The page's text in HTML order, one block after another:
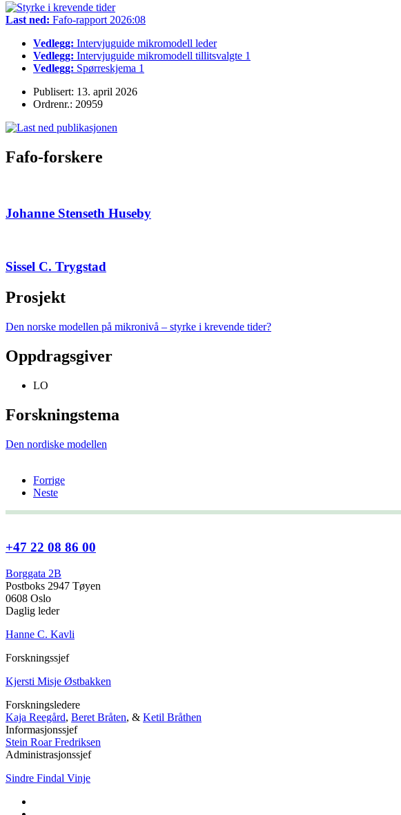
Last ned: Fafo-rapport 2026:08
Vedlegg: Intervjuguide mikromodell leder
Vedlegg: Intervjuguide mikromodell tillitsvalgte 1
Vedlegg: Spørreskjema 1
Publisert: 13. april 2026
Ordrenr.: 20959
Fafo-forskere
Johanne Stenseth Huseby
Sissel C. Trygstad
Prosjekt
Den norske modellen på mikronivå – styrke i krevende tider?
Oppdragsgiver
LO
Forskningstema
Den nordiske modellen
Forrige
Neste
+47 22 08 86 00
Borggata 2B
Postboks 2947 Tøyen
0608 Oslo
Daglig leder
Hanne C. Kavli
Forskningssjef
Kjersti Misje Østbakken
Forskningsledere
Kaja Reegård, Beret Bråten, & Ketil Bråthen
Informasjonssjef
Stein Roar Fredriksen
Administrasjonssjef
Sindre Findal Vinje